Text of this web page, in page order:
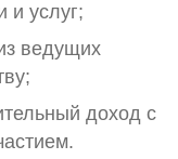
и услуг;
ведущих
доход с